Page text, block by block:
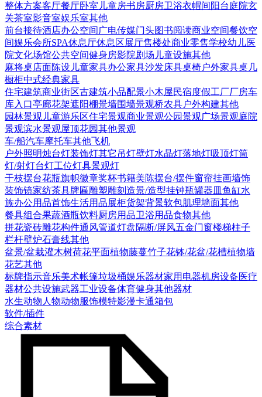
整体方案客厅餐厅卧室 儿童房书房厨房卫浴衣帽间 阳台庭院玄
关茶室影音室娱乐室其他
前台接待酒店办公空间 广电传媒门头图书阅读商业空间餐饮空
间娱乐会所SPA休息厅休息区展厅售楼处商业零售学校幼儿医
院文化场馆公共空间健身房影院剧场 儿童设施其他
麻将桌店面陈设 儿童家具办公家具沙发床具桌椅户外家具桌几
橱柜中式经典家具
住宅建筑商业街区古建筑小品配景小木屋民宿度假工厂厂房车
库入口亭廊花架遮阳棚景墙围墙景观桥农具户外构建其他
园林景观 儿童游乐区住宅景观商业景观公园景观广场景观庭院
景观滨水景观屋顶花园其他景观
车/船汽车摩托车其他飞机
户外照明烛台灯装饰灯其它 吊灯壁灯水晶灯落地灯吸顶灯筒
灯/射灯台灯工位灯具景观灯
干枝摆台花瓶旗帜徽章奖杯书籍美陈摆台/摆件窗帘挂画墙饰
装饰镜家纺茶具牌匾雕塑雕刻 造景/造型挂钟瓶罐器皿 鱼缸水
族办公用品首饰生活用品展柜货架背景软包肌理墙面其他
餐具组合果蔬酒瓶饮料厨房用品卫浴用品食物其他
拼花瓷砖雕花构件通风管道灯盘隔断/屏风五金门窗楼梯柱子
栏杆壁炉石膏线其他
盆景/盆栽灌木树荷花平面植物藤蔓竹子花钵/花盆/花槽植物墙
花艺其他
标牌指示音乐美术帐篷垃圾桶娱乐器材家用电器机房设备医疗
器材公共设施武器工业设备体育健身其他器材
水生动物 人物动物服饰模特影漫卡通箱包
软件/插件
综合素材